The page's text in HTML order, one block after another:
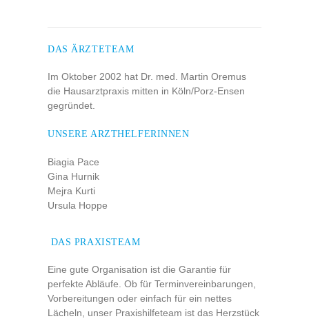
DAS ÄRZTETEAM
Im Oktober 2002 hat Dr. med. Martin Oremus
die Hausarztpraxis mitten in Köln/Porz-Ensen
gegründet.
UNSERE ARZTHELFERINNEN
Biagia Pace
Gina Hurnik
Mejra Kurti
Ursula Hoppe
DAS PRAXISTEAM
Eine gute Organisation ist die Garantie für
perfekte Abläufe. Ob für Terminvereinbarungen,
Vorbereitungen oder einfach für ein nettes
Lächeln, unser Praxishilfeteam ist das Herzstück